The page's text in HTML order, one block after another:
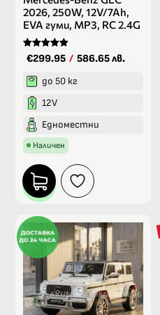
2026, 250W, 12V/7Ah,
EVA гуми, MP3, RC 2.4G
Оценено на
5.00
€299.95 / 586.65 лв.
до 50 кг
12V
Едноместни
Наличен